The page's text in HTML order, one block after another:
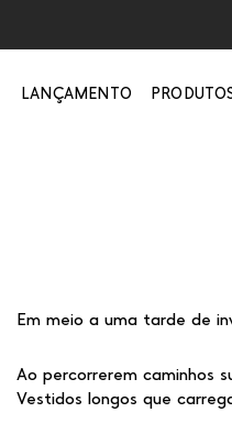
LANÇAMENTO
Em meio a uma tarde de
Ao percorrerem caminhos
Vestidos longos que